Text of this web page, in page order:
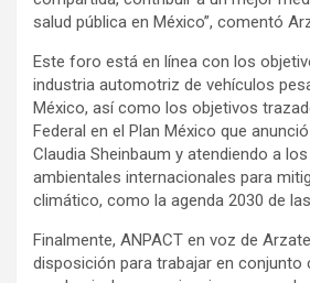
salud pública en México”, comentó
Este foro está en línea con los
industria automotriz de vehículos
México, así como los objetivos
Federal en el Plan México que
Claudia Sheinbaum y atendiendo a
ambientales internacionales para
climático, como la agenda 2030 de
Finalmente, ANPACT en voz de
disposición para trabajar en conjunto